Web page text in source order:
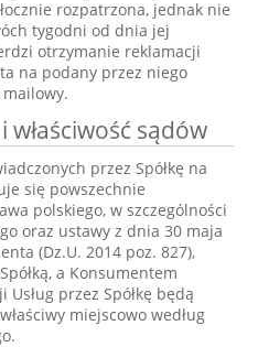
rozpatrzona, jednak nie
tygodni od dnia jej
otrzymanie reklamacji
na podany przez niego
mailowy.
właściwość sądów
przez Spółkę na
się powszechnie
polskiego, w szczególności
oraz ustawy z dnia 30 maja
(Dz.U. 2014 poz. 827),
a Konsumentem
przez Spółkę będą
miejscowo według